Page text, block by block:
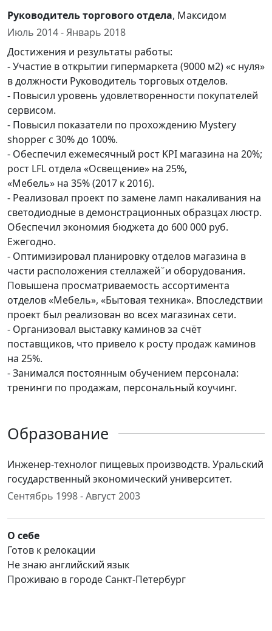
Руководитель торгового отдела, Максидом
Июль 2014 - Январь 2018
Достижения и результаты работы:
- Участие в открытии гипермаркета (9000 м2) «с нуля»
в должности Руководитель торговых отделов.
- Повысил уровень удовлетворенности покупателей
сервисом.
- Повысил показатели по прохождению Mystery
shopper с 30% до 100%.
- Обеспечил ежемесячный рост KPI магазина на 20%;
рост LFL отдела «Освещение» на 25%,
«Мебель» на 35% (2017 к 2016).
- Реализовал проект по замене ламп накаливания на
светодиодные в демонстрационных образцах люстр.
Обеспечил экономия бюджета до 600 000 руб.
Ежегодно.
- Оптимизировал планировку отделов магазина в
части расположения стеллажей ̆ и оборудования.
Повышена просматриваемость ассортимента
отделов «Мебель», «Бытовая техника». Впоследствии
проект был реализован во всех магазинах сети.
- Организовал выставку каминов за счёт
поставщиков, что привело к росту продаж каминов
на 25%.
- Занимался постоянным обучением персонала:
тренинги по продажам, персональный коучинг.
Образование
Инженер-технолог пищевых производств. Уральский
государственный экономический университет.
Сентябрь 1998 - Август 2003
О себе
Готов к релокации
Не знаю английский язык
Проживаю в городе Санкт-Петербург